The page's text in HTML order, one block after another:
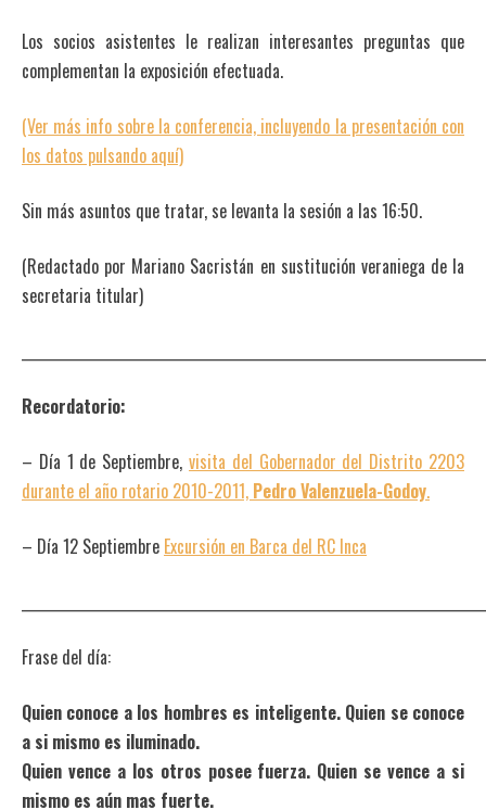
Los socios asistentes le realizan interesantes preguntas que
complementan la exposición efectuada.
(Ver más info sobre la conferencia, incluyendo la presentación con
los datos pulsando aquí)
Sin más asuntos que tratar, se levanta la sesión a las 16:50.
(Redactado por Mariano Sacristán en sustitución veraniega de la
secretaria titular)
Recordatorio:
– Día 1 de Septiembre, visita del Gobernador del Distrito 2203
durante el año rotario 2010-2011, Pedro Valenzuela-Godoy.
– Día 12 Septiembre Excursión en Barca del RC Inca
Frase del día:
Quien conoce a los hombres es inteligente. Quien se conoce
a si mismo es iluminado.
Quien vence a los otros posee fuerza. Quien se vence a si
mismo es aún mas fuerte.